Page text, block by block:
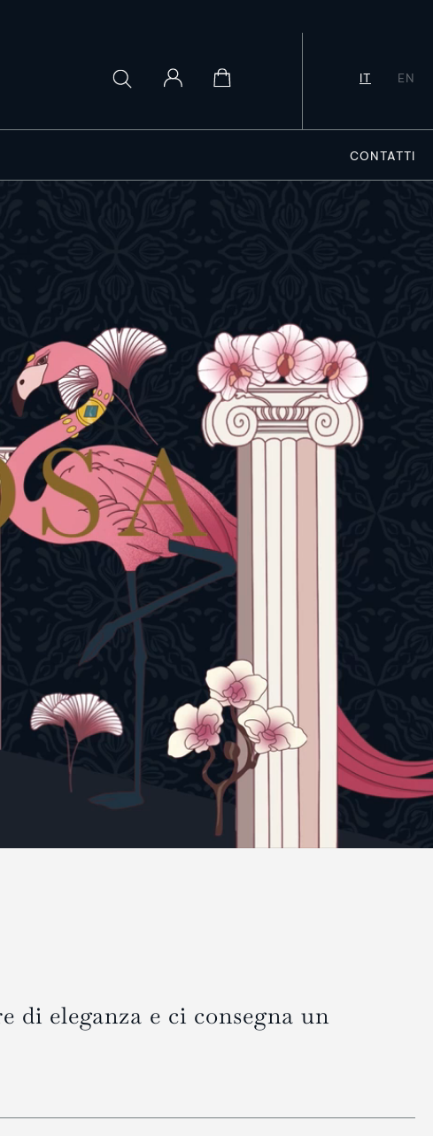
IT EN
CONTATTI
di eleganza e ci consegna un